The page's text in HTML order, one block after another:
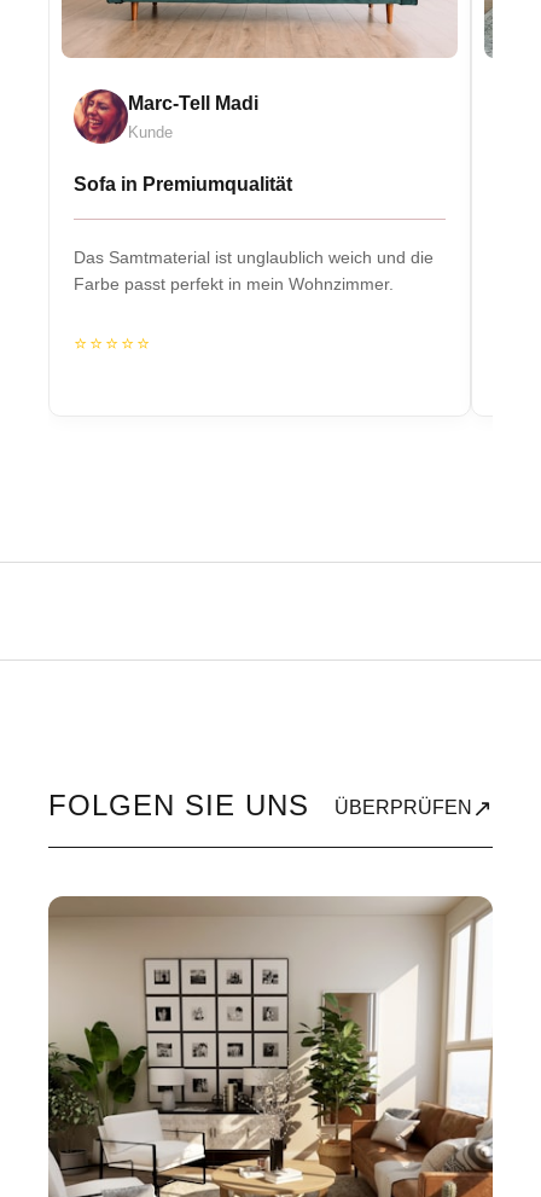
Marc-Tell Madi
Kunde
Sofa in Premiumqualität
Das Samtmaterial ist unglaublich weich und die
Farbe passt perfekt in mein Wohnzimmer.
⭐⭐⭐⭐⭐
FOLGEN SIE UNS ÜBERPRÜFEN ↗